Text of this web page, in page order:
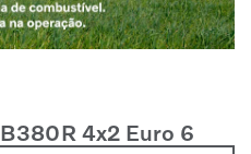
B380R 4x2 Euro 6